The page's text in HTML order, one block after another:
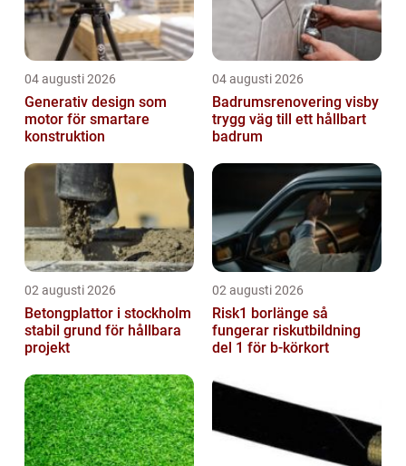
04 augusti 2026
Generativ design som
motor för smartare
konstruktion
04 augusti 2026
Badrumsrenovering visby
trygg väg till ett hållbart
badrum
02 augusti 2026
Betongplattor i stockholm
stabil grund för hållbara
projekt
02 augusti 2026
Risk1 borlänge så
fungerar riskutbildning
del 1 för b-körkort